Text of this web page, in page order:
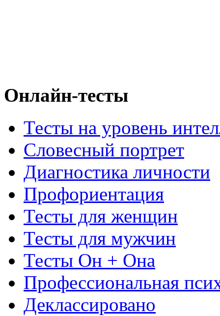
Онлайн-тесты
Тесты на уровень
Словесный портрет
Диагностика личности
Профориентация
Тесты для женщин
Тесты для мужчин
Тесты Он + Она
Профессиональная
Деклассировано